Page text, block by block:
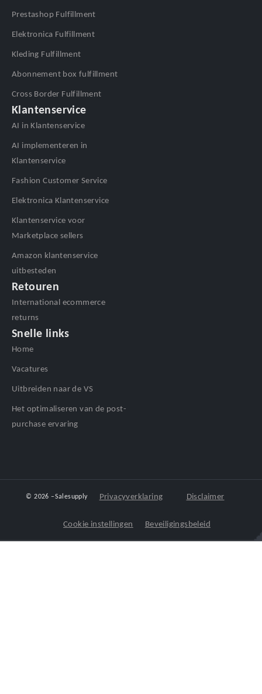
Prestashop Fulfillment
Elektronica Fulfillment
Kleding Fulfillment
Abonnement box fulfillment
Cross Border Fulfillment
Klantenservice
AI in Klantenservice
AI implementeren in
Klantenservice
Fashion Customer Service
Elektronica Klantenservice
Klantenservice voor
Marketplace sellers
Amazon klantenservice
uitbesteden
Retouren
International ecommerce
returns
Snelle links
Home
Vacatures
Uitbreiden naar de VS
Het optimaliseren van de post-
purchase ervaring
© 2026 –Salesupply Privacyverklaring Disclaimer
Cookie instellingen Beveiligingsbeleid